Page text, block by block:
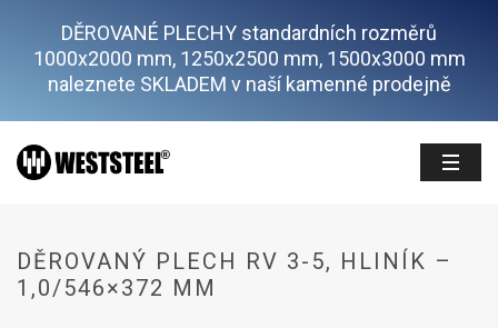
DĚROVANÉ PLECHY standardních rozměrů
1000x2000 mm, 1250x2500 mm, 1500x3000 mm
naleznete SKLADEM v naší kamenné prodejně
DĚROVANÝ PLECH RV 3-5, HLINÍK –
1,0/546×372 MM